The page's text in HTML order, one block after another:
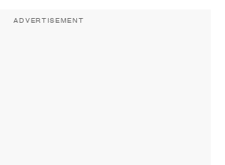
ADVERTISEMENT